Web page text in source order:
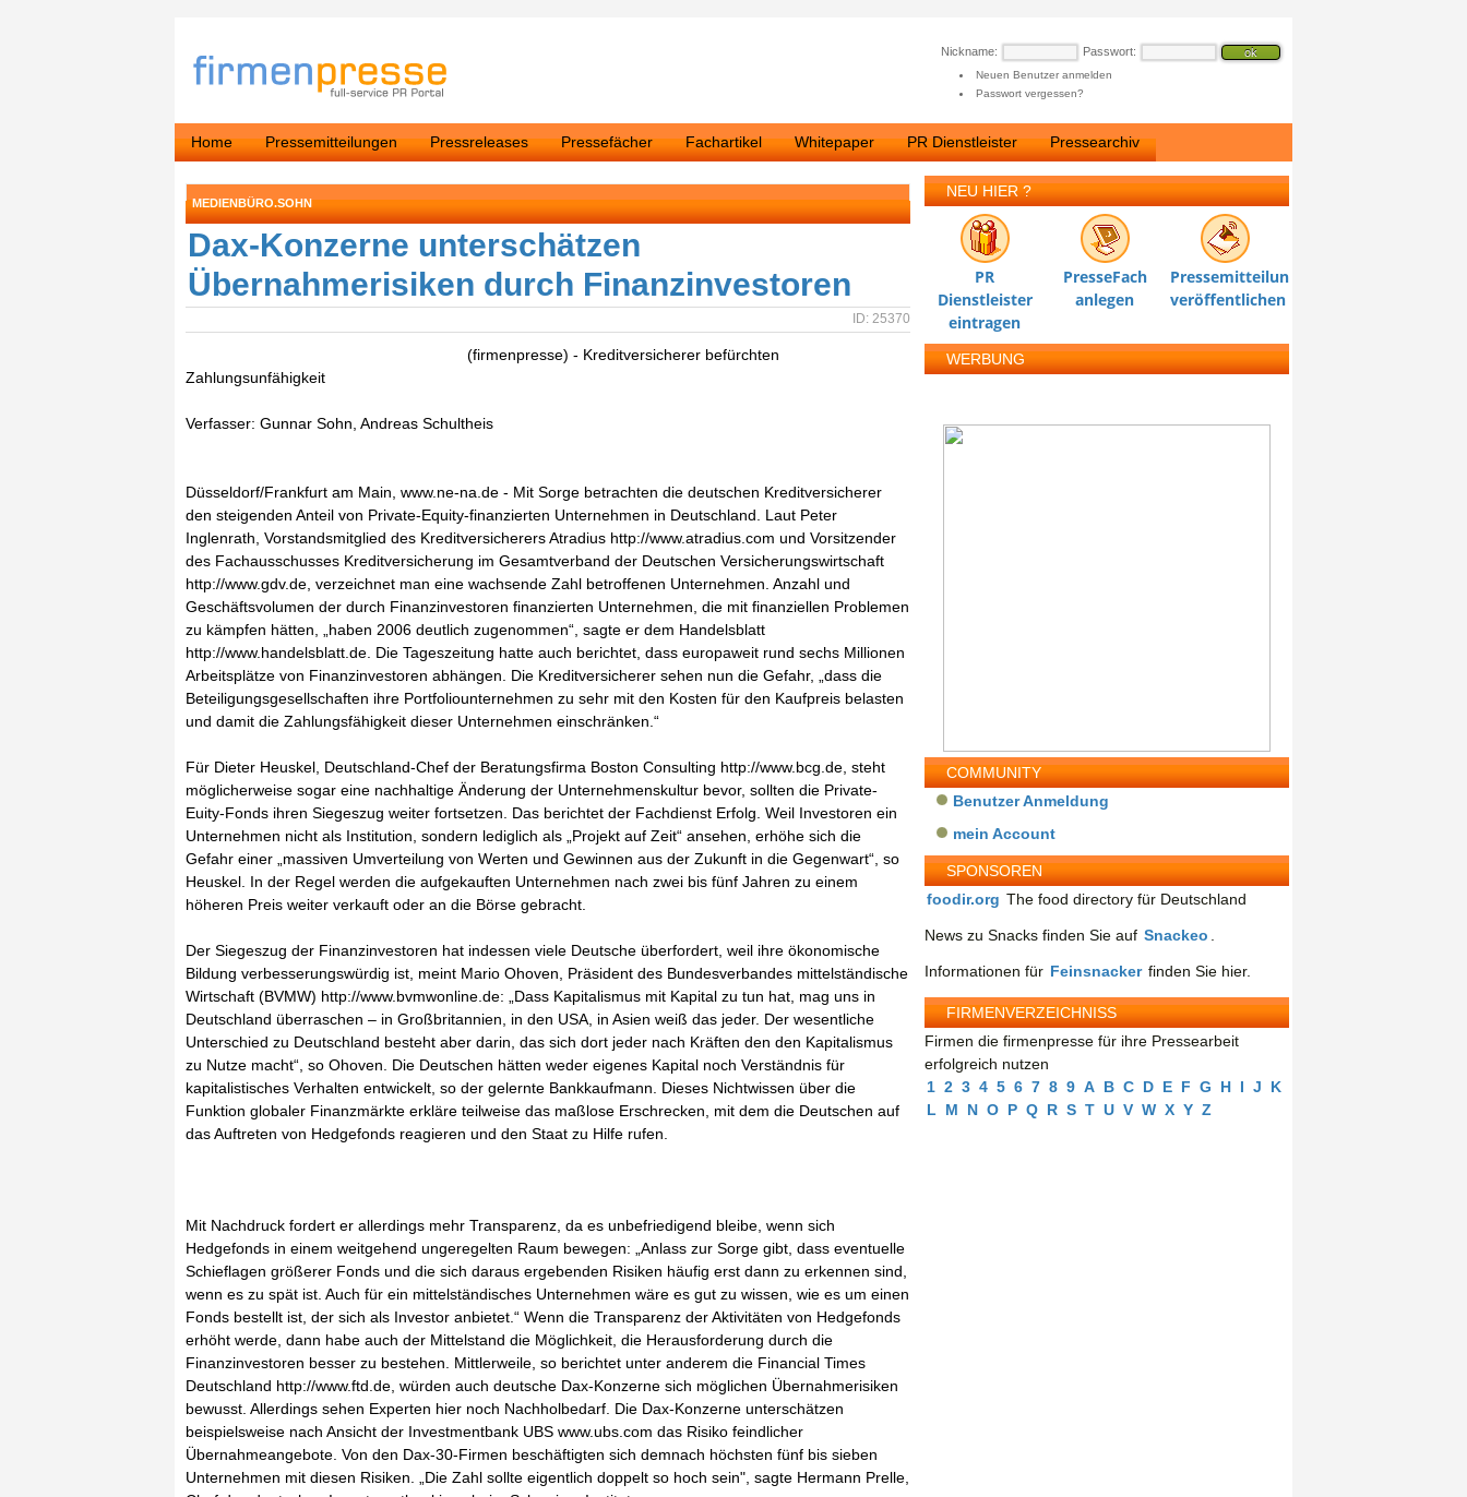
Nickname: Passwort:
Neuen Benutzer anmelden
Passwort vergessen?
Home Pressemitteilungen Pressreleases Pressefächer Fachartikel Whitepaper PR Dienstleister Pressearchiv
MEDIENBÜRO.SOHN
Dax-Konzerne unterschätzen
Übernahmerisiken durch Finanzinvestoren
ID: 25370
(firmenpresse) - Kreditversicherer befürchten
Zahlungsunfähigkeit
Verfasser: Gunnar Sohn, Andreas Schultheis
Düsseldorf/Frankfurt am Main, www.ne-na.de - Mit Sorge betrachten die deutschen Kreditversicherer
den steigenden Anteil von Private-Equity-finanzierten Unternehmen in Deutschland. Laut Peter
Inglenrath, Vorstandsmitglied des Kreditversicherers Atradius http://www.atradius.com und Vorsitzender
des Fachausschusses Kreditversicherung im Gesamtverband der Deutschen Versicherungswirtschaft
http://www.gdv.de, verzeichnet man eine wachsende Zahl betroffenen Unternehmen. Anzahl und
Geschäftsvolumen der durch Finanzinvestoren finanzierten Unternehmen, die mit finanziellen Problemen
zu kämpfen hätten, „haben 2006 deutlich zugenommen“, sagte er dem Handelsblatt
http://www.handelsblatt.de. Die Tageszeitung hatte auch berichtet, dass europaweit rund sechs Millionen
Arbeitsplätze von Finanzinvestoren abhängen. Die Kreditversicherer sehen nun die Gefahr, „dass die
Beteiligungsgesellschaften ihre Portfoliounternehmen zu sehr mit den Kosten für den Kaufpreis belasten
und damit die Zahlungsfähigkeit dieser Unternehmen einschränken.“
Für Dieter Heuskel, Deutschland-Chef der Beratungsfirma Boston Consulting http://www.bcg.de, steht
möglicherweise sogar eine nachhaltige Änderung der Unternehmenskultur bevor, sollten die Private-
Euity-Fonds ihren Siegeszug weiter fortsetzen. Das berichtet der Fachdienst Erfolg. Weil Investoren ein
Unternehmen nicht als Institution, sondern lediglich als „Projekt auf Zeit“ ansehen, erhöhe sich die
Gefahr einer „massiven Umverteilung von Werten und Gewinnen aus der Zukunft in die Gegenwart“, so
Heuskel. In der Regel werden die aufgekauften Unternehmen nach zwei bis fünf Jahren zu einem
höheren Preis weiter verkauft oder an die Börse gebracht.
Der Siegeszug der Finanzinvestoren hat indessen viele Deutsche überfordert, weil ihre ökonomische
Bildung verbesserungswürdig ist, meint Mario Ohoven, Präsident des Bundesverbandes mittelständische
Wirtschaft (BVMW) http://www.bvmwonline.de: „Dass Kapitalismus mit Kapital zu tun hat, mag uns in
Deutschland überraschen – in Großbritannien, in den USA, in Asien weiß das jeder. Der wesentliche
Unterschied zu Deutschland besteht aber darin, das sich dort jeder nach Kräften den den Kapitalismus
zu Nutze macht“, so Ohoven. Die Deutschen hätten weder eigenes Kapital noch Verständnis für
kapitalistisches Verhalten entwickelt, so der gelernte Bankkaufmann. Dieses Nichtwissen über die
Funktion globaler Finanzmärkte erkläre teilweise das maßlose Erschrecken, mit dem die Deutschen auf
das Auftreten von Hedgefonds reagieren und den Staat zu Hilfe rufen.
Mit Nachdruck fordert er allerdings mehr Transparenz, da es unbefriedigend bleibe, wenn sich
Hedgefonds in einem weitgehend ungeregelten Raum bewegen: „Anlass zur Sorge gibt, dass eventuelle
Schieflagen größerer Fonds und die sich daraus ergebenden Risiken häufig erst dann zu erkennen sind,
wenn es zu spät ist. Auch für ein mittelständisches Unternehmen wäre es gut zu wissen, wie es um einen
Fonds bestellt ist, der sich als Investor anbietet.“ Wenn die Transparenz der Aktivitäten von Hedgefonds
erhöht werde, dann habe auch der Mittelstand die Möglichkeit, die Herausforderung durch die
Finanzinvestoren besser zu bestehen. Mittlerweile, so berichtet unter anderem die Financial Times
Deutschland http://www.ftd.de, würden auch deutsche Dax-Konzerne sich möglichen Übernahmerisiken
bewusst. Allerdings sehen Experten hier noch Nachholbedarf. Die Dax-Konzerne unterschätzen
beispielsweise nach Ansicht der Investmentbank UBS www.ubs.com das Risiko feindlicher
Übernahmeangebote. Von den Dax-30-Firmen beschäftigten sich demnach höchsten fünf bis sieben
Unternehmen mit diesen Risiken. „Die Zahl sollte eigentlich doppelt so hoch sein", sagte Hermann Prelle,
NEU HIER ?
PR
Dienstleister
eintragen
PresseFach
anlegen
Pressemitteilung
veröffentlichen
WERBUNG
COMMUNITY
Benutzer Anmeldung
mein Account
SPONSOREN
foodir.org The food directory für Deutschland
News zu Snacks finden Sie auf Snackeo
Informationen für Feinsnacker finden Sie hier.
FIRMENVERZEICHNISS
Firmen die firmenpresse für ihre Pressearbeit
erfolgreich nutzen
1 2 3 4 5 6 7 8 9 A B C D E F G H I J
K
L
M N O P Q R S T U V W X Y Z